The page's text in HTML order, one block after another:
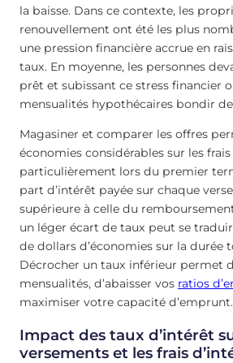
la baisse. Dans ce contexte, les
renouvellement ont été les plus
une pression financière accrue en
taux. En moyenne, les personnes
prêt et subissant ce stress financier
mensualités hypothécaires bondir
Magasiner et comparer les offres
économies considérables sur les
particulièrement lors du premier
part d’intérêt payée sur chaque
supérieure à celle du
un léger écart de taux peut se
de dollars d’économies sur la durée
Décrocher un taux inférieur permet
mensualités, d’abaisser vos ratios
maximiser votre capacité d’emprunt.
Impact des taux d’intérêt
versements et les frais